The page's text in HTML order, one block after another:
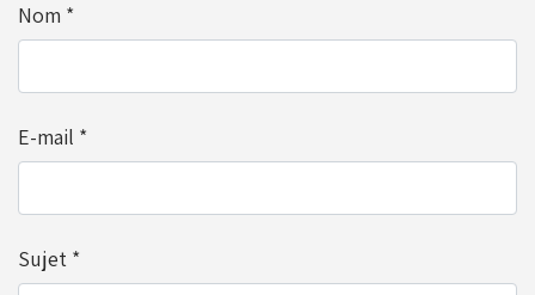
Nom *
E-mail *
Sujet *
Pare chocs - Barres
Pédales - Cale-pieds